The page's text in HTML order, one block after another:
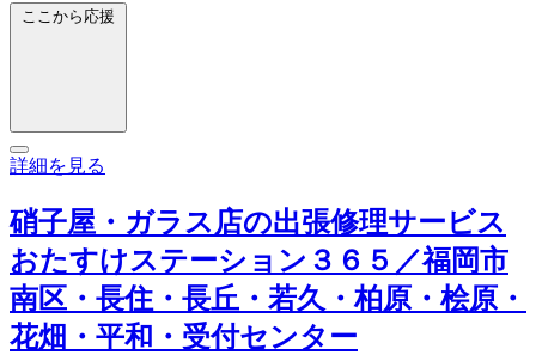
ここから応援
詳細を見る
硝子屋・ガラス店の出張修理サービス
おたすけステーション３６５／福岡市
南区・長住・長丘・若久・柏原・桧原・
花畑・平和・受付センター